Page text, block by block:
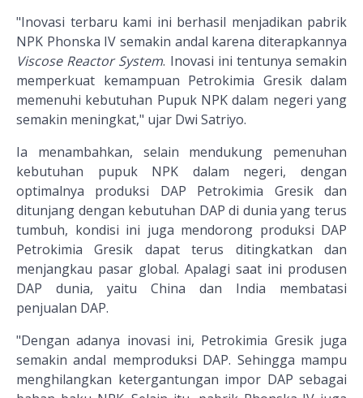
"Inovasi terbaru kami ini berhasil menjadikan pabrik
NPK Phonska IV semakin andal karena diterapkannya
Viscose Reactor System. Inovasi ini tentunya semakin
memperkuat kemampuan Petrokimia Gresik dalam
memenuhi kebutuhan Pupuk NPK dalam negeri yang
semakin meningkat," ujar Dwi Satriyo.
Ia menambahkan, selain mendukung pemenuhan
kebutuhan pupuk NPK dalam negeri, dengan
optimalnya produksi DAP Petrokimia Gresik dan
ditunjang dengan kebutuhan DAP di dunia yang terus
tumbuh, kondisi ini juga mendorong produksi DAP
Petrokimia Gresik dapat terus ditingkatkan dan
menjangkau pasar global. Apalagi saat ini produsen
DAP dunia, yaitu China dan India membatasi
penjualan DAP.
"Dengan adanya inovasi ini, Petrokimia Gresik juga
semakin andal memproduksi DAP. Sehingga mampu
menghilangkan ketergantungan impor DAP sebagai